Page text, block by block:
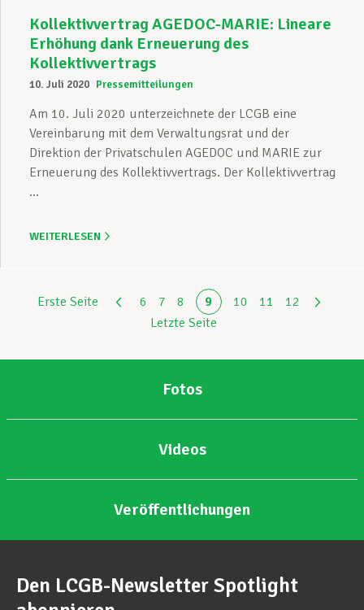
Kollektivvertrag AGEDOC-MARIE: Lineare
Erhöhung dank Erneuerung des
Kollektivvertrags
10. Juli 2020 Pressemitteilungen
Am 10. Juli 2020 unterzeichnete der LCGB eine
Vereinbarung mit dem Verwaltungsrat und der
Direktion der Privatschulen AGEDOC und MARIE zur
Erneuerung des Kollektivvertrags. Der Kollektivvertrag
...
WEITERLESEN
Erste Seite 6 7 8 9 10 11
12
Letzte Seite
Fotos
Videos
Veröffentlichungen
Den LCGB-Newsletter Spotlight